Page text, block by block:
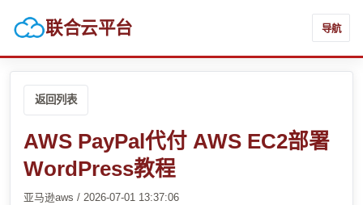
联合云平台 导航
返回列表
AWS PayPal代付 AWS EC2部署
WordPress教程
亚马逊aws / 2026-07-01 13:37:06